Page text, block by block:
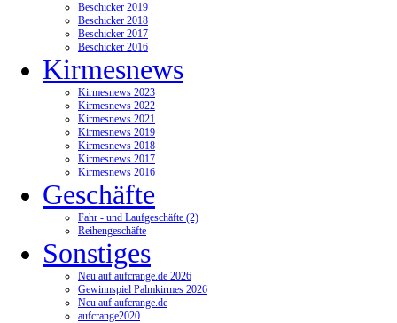
Beschicker 2019
Beschicker 2018
Beschicker 2017
Beschicker 2016
Kirmesnews
Kirmesnews 2023
Kirmesnews 2022
Kirmesnews 2021
Kirmesnews 2019
Kirmesnews 2018
Kirmesnews 2017
Kirmesnews 2016
Geschäfte
Fahr - und Laufgeschäfte (2)
Reihengeschäfte
Sonstiges
Neu auf aufcrange.de 2026
Gewinnspiel Palmkirmes 2026
Neu auf aufcrange.de
aufcrange2020